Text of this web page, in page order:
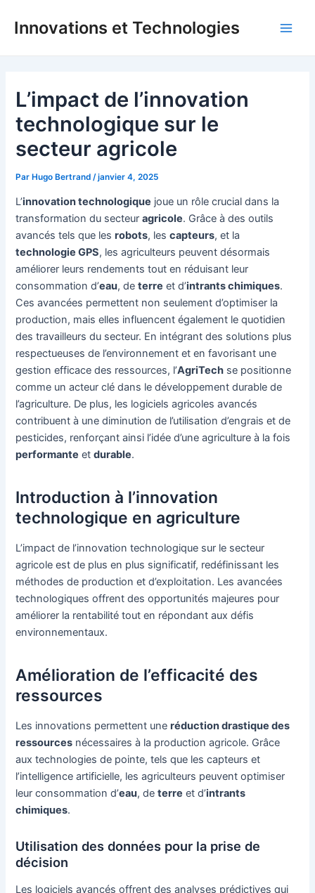
Innovations et Technologies
L’impact de l’innovation
technologique sur le
secteur agricole
ParHugo Bertrand /janvier 4, 2025
L’innovation technologique joue un rôle crucial dans la
transformation du secteuragricole. Grâce à des outils
avancés tels que lesrobots, lescapteurs, et la
technologie GPS, les agriculteurs peuvent désormais
améliorer leurs rendements tout en réduisant leur
consommation d’eau, deterre et d’intrants chimiques.
Ces avancées permettent non seulement d’optimiser la
production, mais elles influencent également le quotidien
des travailleurs du secteur. En intégrant des solutions plus
respectueuses de l’environnement et en favorisant une
gestion efficace des ressources, l’AgriTech se positionne
comme un acteur clé dans le développement durable de
l’agriculture. De plus, les logiciels agricoles avancés
contribuent à une diminution de l’utilisation d’engrais et de
pesticides, renforçant ainsi l’idée d’une agriculture à la fois
performante etdurable.
Introduction à l’innovation
technologique en agriculture
L’impact de l’innovation technologique sur le secteur
agricole est de plus en plus significatif, redéfinissant les
méthodes de production et d’exploitation. Les avancées
technologiques offrent des opportunités majeures pour
améliorer la rentabilité tout en répondant aux défis
environnementaux.
Amélioration de l’efficacité des
ressources
Les innovations permettent uneréduction drastique des
ressources nécessaires à la production agricole. Grâce
aux technologies de pointe, tels que les capteurs et
l’intelligence artificielle, les agriculteurs peuvent optimiser
leur consommation d’eau, deterre et d’intrants
chimiques.
Utilisation des données pour la prise de
décision
Les logiciels avancés offrent des analyses prédictives qui